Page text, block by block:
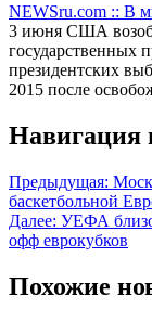
NEWSru.com :: В
3 июня США
государственных
президентских
2015 после
Навигация
Предыдущая:
баскетбольной
Далее: УЕФА
офф еврокубков
Похожие